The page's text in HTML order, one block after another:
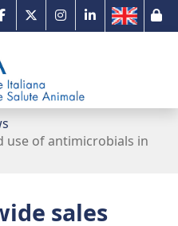
use of antimicrobials in
sales